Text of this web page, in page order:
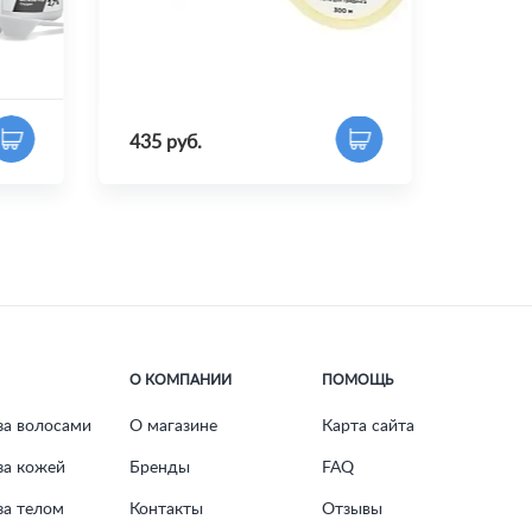
435 руб.
волосами
кожей
телом
О КОМПАНИИ
О магазине
Бренды
Контакты
ПОМОЩЬ
Карта сайта
FAQ
Отзывы